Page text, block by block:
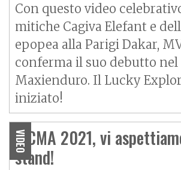
Con questo video
mitiche Cagiva Elefant e
epopea alla Parigi Dakar,
conferma il suo debutto nel
Maxienduro. Il Lucky
iniziato!
VIDEO
EICMA 2021, vi
stand!